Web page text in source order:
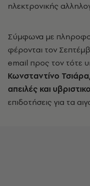
ηλεκτρονικής
Σύμφωνα με
φέρονται τον
email προς τον τότε
Κωνσταντίνο
απειλές και
επιδοτήσεις για τα